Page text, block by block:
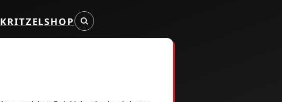
SHOP